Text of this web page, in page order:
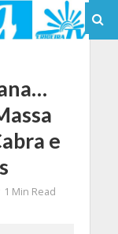
e
1 Min Read